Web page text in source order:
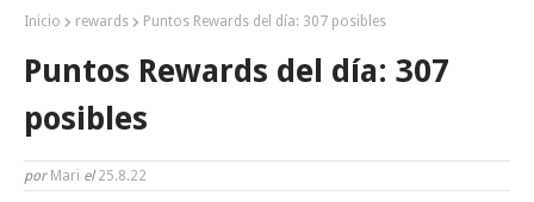
Inicio rewards Puntos Rewards del día: 307 posibles
Puntos Rewards del día: 307
posibles
por Mari el25.8.22